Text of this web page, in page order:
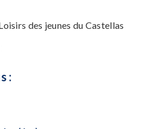
des jeunes du Castellas
: